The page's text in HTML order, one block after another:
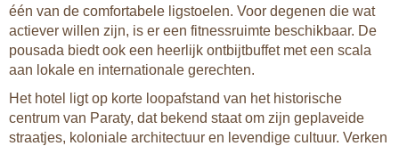
één van de comfortabele ligstoelen. Voor degenen die wat
actiever willen zijn, is er een fitnessruimte beschikbaar. De
pousada biedt ook een heerlijk ontbijtbuffet met een scala
aan lokale en internationale gerechten.
Het hotel ligt op korte loopafstand van het historische
centrum van Paraty, dat bekend staat om zijn geplaveide
straatjes, koloniale architectuur en levendige cultuur. Verken